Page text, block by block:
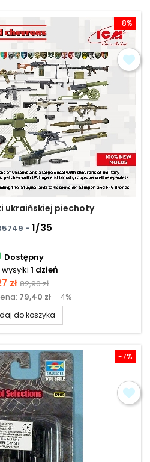
-8%
ukraińskiej piechoty
- 1/35
Dostępny
1 dzień
zł Cena
podstawowa
82,90 zł
79,40 zł -4%
do koszyka
-7%